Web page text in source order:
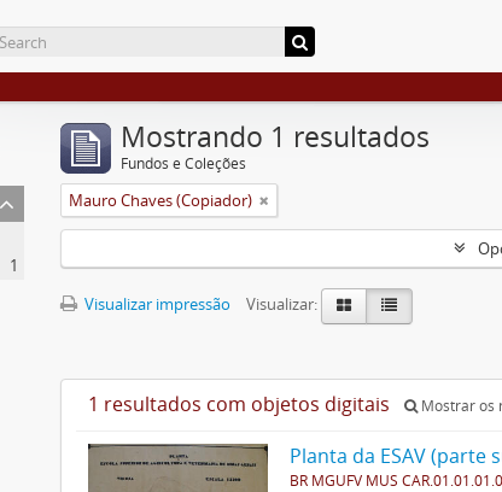
1
Mostrando 1 resultados
Fundos e Coleções
Mauro Chaves (Copiador)
Visualizar impressão
Visualizar:
1 resultados com objetos digitais Mostrar os
Planta da ESAV (parte
BR MGUFV MUS